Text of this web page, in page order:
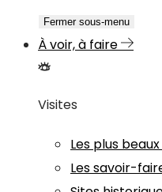
Fermer sous-menu
À voir, à faire
Visites
Les plus
Les savoir-